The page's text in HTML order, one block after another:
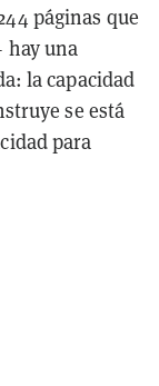
páginas que
una
la capacidad
se está
para